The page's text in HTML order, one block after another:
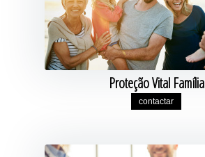
Proteção Vital Família
contactar